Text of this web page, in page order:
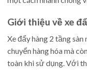
Giới thiệu về xe
Xe đẩy hàng 2 tầng
chuyển hàng hóa mà
toàn khi sử dụng. Với